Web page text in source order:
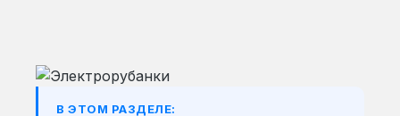
В ЭТОМ РАЗДЕЛЕ: